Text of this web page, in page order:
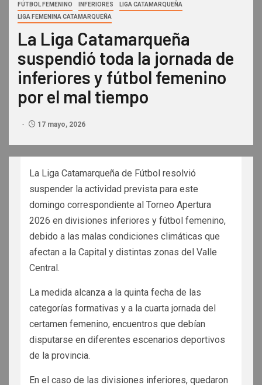
FÚTBOL FEMENINO INFERIORES
LIGA CATAMARQUEÑA
LIGA FEMENINA CATAMARQUEÑA
La Liga Catamarqueña
suspendió toda la jornada de
inferiores y fútbol femenino
por el mal tiempo
17 mayo, 2026
La Liga Catamarqueña de Fútbol resolvió
suspender la actividad prevista para este
domingo correspondiente al Torneo Apertura
2026 en divisiones inferiores y fútbol femenino,
debido a las malas condiciones climáticas que
afectan a la Capital y distintas zonas del Valle
Central.
La medida alcanza a la quinta fecha de las
categorías formativas y a la cuarta jornada del
certamen femenino, encuentros que debían
disputarse en diferentes escenarios deportivos
de la provincia.
En el caso de las divisiones inferiores, quedaron